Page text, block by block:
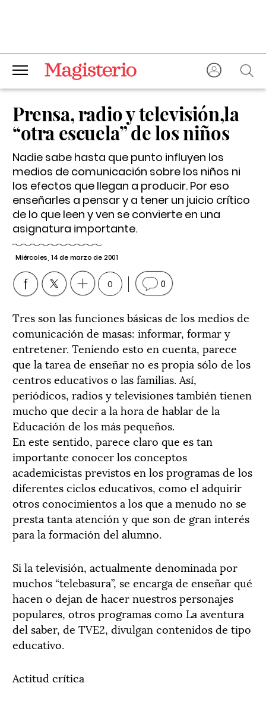
Prensa, radio y televisión,la
“otra escuela” de los niños
Nadie sabe hasta que punto influyen los
medios de comunicación sobre los niños ni
los efectos que llegan a producir. Por eso
enseñarles a pensar y a tener un juicio crítico
de lo que leen y ven se convierte en una
asignatura importante.
Miércoles, 14 de marzo de 2001
0 0
Tres son las funciones básicas de los medios de
comunicación de masas: informar, formar y
entretener. Teniendo esto en cuenta, parece
que la tarea de enseñar no es propia sólo de los
centros educativos o las familias. Así,
periódicos, radios y televisiones también tienen
mucho que decir a la hora de hablar de la
Educación de los más pequeños.
En este sentido, parece claro que es tan
importante conocer los conceptos
academicistas previstos en los programas de los
diferentes ciclos educativos, como el adquirir
otros conocimientos a los que a menudo no se
presta tanta atención y que son de gran interés
para la formación del alumno.
Si la televisión, actualmente denominada por
muchos “telebasura”, se encarga de enseñar qué
hacen o dejan de hacer nuestros personajes
populares, otros programas como La aventura
del saber, de TVE2, divulgan contenidos de tipo
educativo.
Actitud crítica